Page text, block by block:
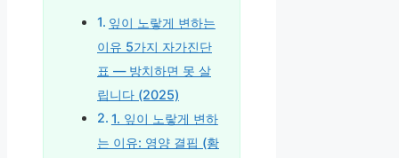
잎이 노랗게 변하는
이유 5가지 자가진단
표 — 방치하면 못 살
립니다 (2025)
1. 잎이 노랗게 변하
는 이유: 영양 결핍 (황